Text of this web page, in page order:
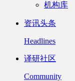
机构库
资讯头条
Headlines
译研社区
Community